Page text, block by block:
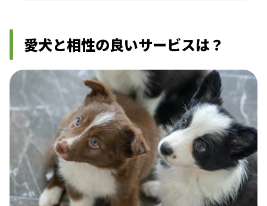
愛犬と相性の良いサービスは？